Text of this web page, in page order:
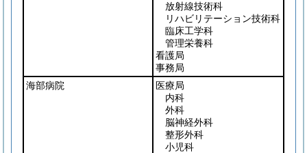
放射線技術科
リハビリテーション技術科
臨床工学科
管理栄養科
看護局
事務局
海部病院
医療局
内科
外科
脳神経外科
整形外科
小児科